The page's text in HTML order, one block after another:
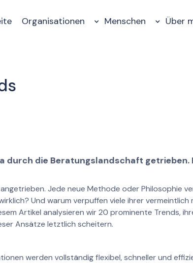
Organisationen Menschen Über
durch die Beratungslandschaft getrieben.
Jede neue Methode oder Philosophie
Und warum verpuffen viele ihrer
Artikel analysieren wir 20 prominente Trends,
Ansätze letztlich scheitern.
werden vollständig flexibel, schneller und